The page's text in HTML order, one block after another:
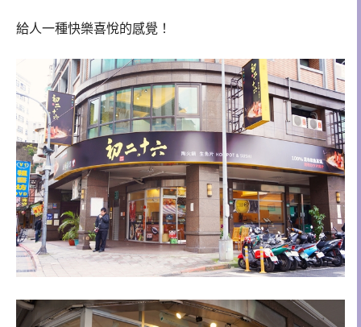
給人一種快樂喜悅的感覺！